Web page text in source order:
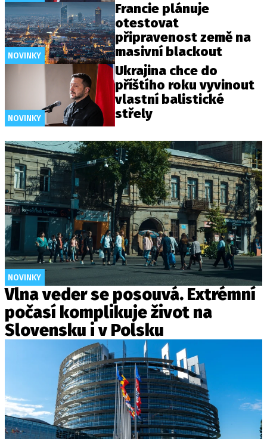
NOVINKY
Francie plánuje
otestovat
připravenost země na
masivní blackout
NOVINKY
Ukrajina chce do
příštího roku vyvinout
vlastní balistické
střely
NOVINKY
Vlna veder se posouvá. Extrémní
počasí komplikuje život na
Slovensku i v Polsku